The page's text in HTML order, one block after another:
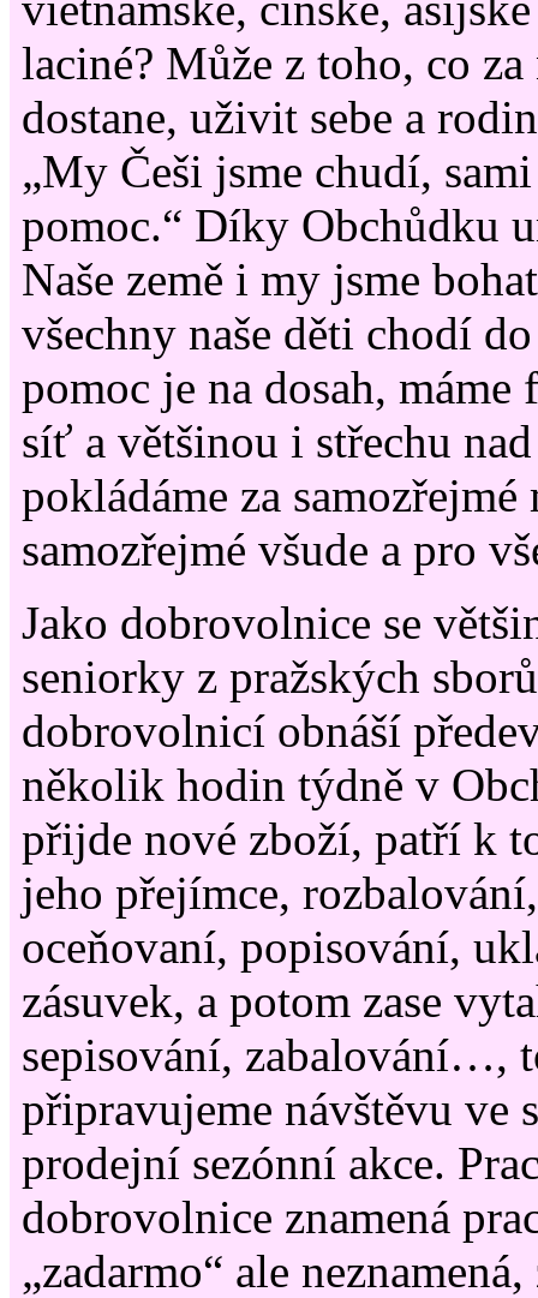
laciné? Může z toho, co za
dostane, uživit sebe a
„My Češi jsme chudí,
pomoc.“ Díky Obchůdku
Naše země i my jsme
všechny naše děti chodí
pomoc je na dosah,
síť a většinou i střechu
pokládáme za samozřejmé
samozřejmé všude a pro
Jako dobrovolnice se
seniorky z pražských
dobrovolnicí obnáší
několik hodin týdně v
přijde nové zboží, patří k
jeho přejímce,
oceňovaní, popisování,
zásuvek, a potom zase
sepisování, zabalování…,
připravujeme návštěvu ve
prodejní sezónní akce.
dobrovolnice znamená
„zadarmo“ ale